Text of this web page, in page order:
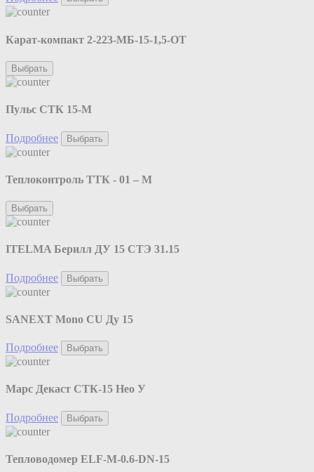
Карат-компакт 2-223-МБ-15-1,5-ОТ
Выбрать
Пульс СТК 15-М
Подробнее Выбрать
Теплоконтроль ТТК - 01 – М
Выбрать
ITELMA Берилл ДУ 15 СТЭ 31.15
Подробнее Выбрать
SANEXT Mono CU Ду 15
Подробнее Выбрать
Марс Декаст СТК-15 Нео У
Подробнее Выбрать
Тепловодомер ELF-M-0.6-DN-15